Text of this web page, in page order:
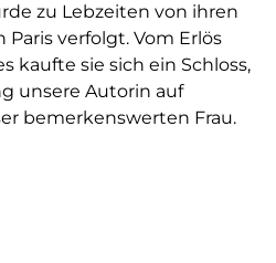
zu Lebzeiten von ihren
Paris verfolgt. Vom Erlös
kaufte sie sich ein Schloss,
unsere Autorin auf
bemerkenswerten Frau.